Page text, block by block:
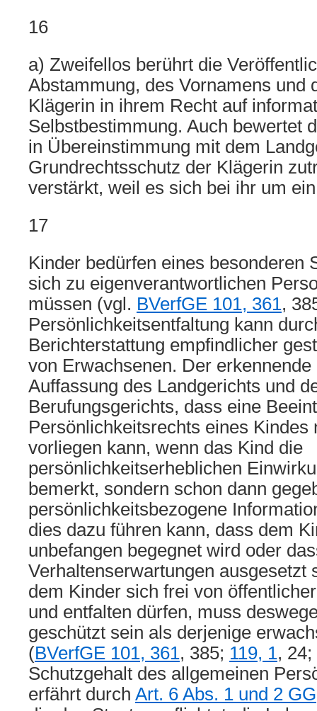
16
a) Zweifellos berührt die
Abstammung, des Vornamens und
Klägerin in ihrem Recht auf
Selbstbestimmung. Auch bewertet
in Übereinstimmung mit dem
Grundrechtsschutz der Klägerin
verstärkt, weil es sich bei ihr um
17
Kinder bedürfen eines besonderen
sich zu eigenverantwortlichen
müssen (vgl. BVerfGE 101, 361,
Persönlichkeitsentfaltung kann
Berichterstattung empfindlicher
von Erwachsenen. Der
Auffassung des Landgerichts und
Berufungsgerichts, dass eine
Persönlichkeitsrechts eines Kindes
vorliegen kann, wenn das Kind die
persönlichkeitserheblichen
bemerkt, sondern schon dann
persönlichkeitsbezogene
dies dazu führen kann, dass dem
unbefangen begegnet wird oder
Verhaltenserwartungen ausgesetzt
dem Kinder sich frei von
und entfalten dürfen, muss
geschützt sein als derjenige
(BVerfGE 101, 361, 385; 119, 1, 24;
Schutzgehalt des allgemeinen
erfährt durch Art. 6 Abs. 1 und 2 GG